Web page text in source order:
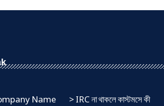
Name
> IRC না থাকলে কাস্টমসে কী